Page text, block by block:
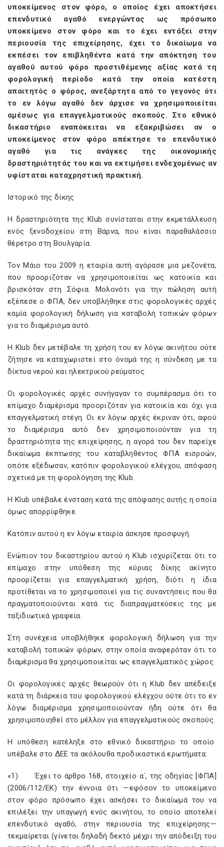
υποκείμενος στον φόρο, ο οποίος έχει αποκτήσει
επενδυτικό αγαθό ενεργώντας ως πρόσωπο
υποκείμενο στον φόρο και το έχει εντάξει στην
περιουσία της επιχείρησης, έχει το δικαίωμα να
εκπέσει τον επιβληθέντα κατά την απόκτηση του
αγαθού αυτού φόρο προστιθέμενης αξίας κατά τη
φορολογική περίοδο κατά την οποία κατέστη
απαιτητός ο φόρος, ανεξάρτητα από το γεγονός ότι
το εν λόγω αγαθό δεν άρχισε να χρησιμοποιείται
αμέσως για επαγγελματικούς σκοπούς. Στο εθνικό
δικαστήριο εναπόκειται να εξακριβώσει αν ο
υποκείμενος στον φόρο απέκτησε το επενδυτικό
αγαθό για τις ανάγκες της οικονομικής
δραστηριότητάς του και να εκτιμήσει ενδεχομένως αν
υφίσταται καταχρηστική πρακτική.
Ιστορικό της δίκης
Η δραστηριότητα τηςKlub συνίσταται στην εκμετάλλευση
ενός ξενοδοχείου στη Βάρνα, που είναι παραθαλάσσιο
θέρετρο στη Βουλγαρία.
Τον Μάιο του 2009 η εταιρία αυτή αγόρασε μια μεζονέτα,
που προοριζόταν να χρησιμοποιείται ως κατοικία και
βρισκόταν στη Σόφια. Μολονότι για την πώληση αυτή
εξέπεσε ο ΦΠΑ, δεν υποβλήθηκε στις φορολογικές αρχές
καμία φορολογική δήλωση για καταβολή τοπικών φόρων
για το διαμέρισμα αυτό.
Η Klub δεν μετέβαλε τη χρήση του εν λόγω ακινήτου ούτε
ζήτησε να καταχωριστεί στο όνομά της η σύνδεση με τα
δίκτυα νερού και ηλεκτρικού ρεύματος.
Οι φορολογικές αρχές συνήγαγαν το συμπέρασμα ότι το
επίμαχο διαμέρισμα προοριζόταν για κατοικία και όχι για
επαγγελματική στέγη. Οι εν λόγω αρχές έκριναν ότι, αφού
το διαμέρισμα αυτό δεν χρησιμοποιούνταν για τη
δραστηριότητα της επιχείρησης, η αγορά του δεν παρείχε
δικαίωμα έκπτωσης του καταβληθέντος ΦΠΑ εισροών,
οπότε εξέδωσαν, κατόπιν φορολογικού ελέγχου, απόφαση
σχετικά με τη φορολόγηση της Klub.
Η Klub υπέβαλε ένσταση κατά της απόφασης αυτής η οποία
όμως απορρίφθηκε.
Κατόπιν αυτού η εν λόγω εταιρία άσκησε προσφυγή.
Ενώπιον του δικαστηρίου αυτού ηKlub ισχυρίζεται ότι το
επίμαχο στην υπόθεση της κύριας δίκης ακίνητο
προορίζεται για επαγγελματική χρήση, διότι η ίδια
προτίθεται να το χρησιμοποιεί για τις συναντήσεις που θα
πραγματοποιούνται κατά τις διαπραγματεύσεις της με
ταξιδιωτικά γραφεία.
Στη συνέχεια υποβλήθηκε φορολογική δήλωση για την
καταβολή τοπικών φόρων, στην οποία αναφερόταν ότι το
διαμέρισμα θα χρησιμοποιείται ως επαγγελματικός χώρος.
Οι φορολογικές αρχές θεωρούν ότι ηKlub δεν απέδειξε
κατά τη διάρκεια του φορολογικού ελέγχου ούτε ότι το εν
λόγω διαμέρισμα χρησιμοποιούνταν ήδη ούτε ότι θα
χρησιμοποιηθεί στο μέλλον για επαγγελματικούς σκοπούς.
Η υπόθεση κατέληξε στο εθνικό δικαστήριο το οποίο
υπέβαλε στο ΔΕΕ τα ακόλουθα προδικαστικά ερωτήματα:
«1) Έχει το άρθρο 168, στοιχείο α΄, της οδηγίας [ΦΠΑ]
(2006/112/ΕΚ) την έννοια ότι —εφόσον το υποκείμενο
στον φόρο πρόσωπο έχει ασκήσει το δικαίωμά του να
επιλέξει την υπαγωγή ενός ακινήτου, το οποίο αποτελεί
επενδυτικό αγαθό, στην περιουσία της επιχείρησης—
τεκμαίρεται (γίνεται δηλαδή δεκτό μέχρι την απόδειξη του